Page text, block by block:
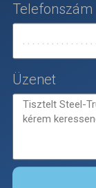
Telefonszám
Üzenet